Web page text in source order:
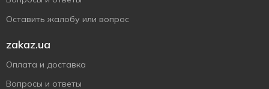
Оставить жалобу или вопрос
zakaz.ua
Оплата и доставка
Вопросы и ответы